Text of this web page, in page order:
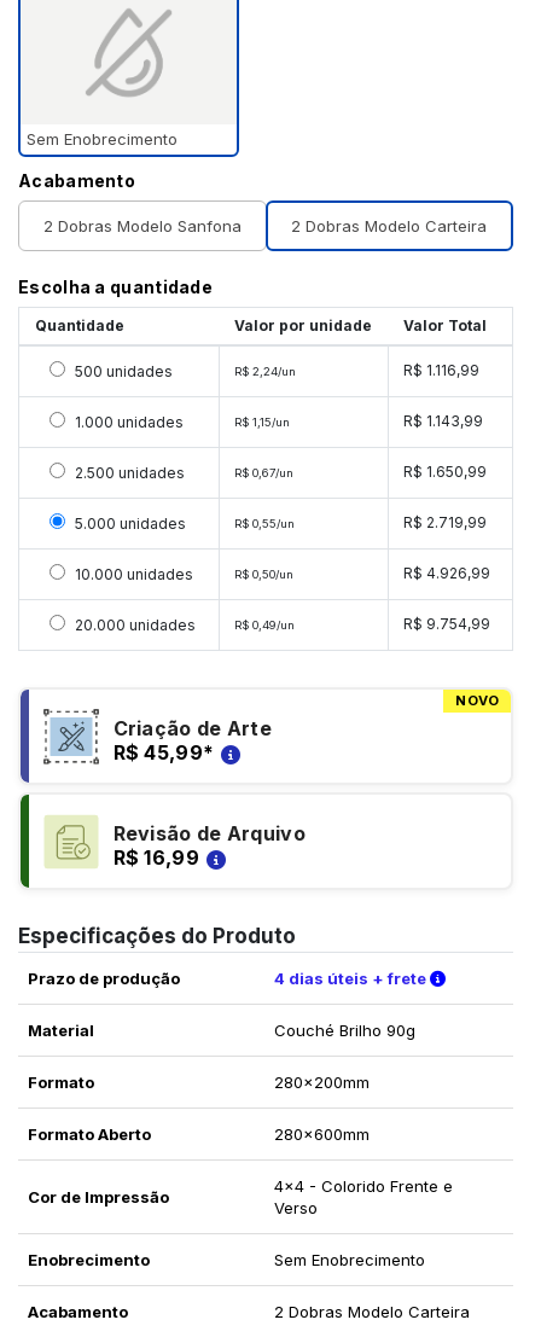
Sem Enobrecimento
Acabamento
2 Dobras Modelo Sanfona 2 Dobras Modelo Carteira
Escolha a quantidade
Quantidade Valor por unidade Valor Total
Selecionar 500 unidades
500 unidades R$ 2,24/un R$ 1.116,99
Selecionar 1000 unidades
1.000 unidades R$ 1,15/un R$ 1.143,99
Selecionar 2500 unidades
2.500 unidades R$ 0,67/un R$ 1.650,99
Selecionar 5000 unidades
5.000 unidades R$ 0,55/un R$ 2.719,99
Selecionar 10000 unidades
10.000 unidades R$ 0,50/un R$ 4.926,99
Selecionar 20000 unidades
20.000 unidades R$ 0,49/un R$ 9.754,99
NOVO
Criação de Arte
R$ 45,99*
Revisão de Arquivo
R$ 16,99
Especificações do Produto
Prazo de produção 4 dias úteis + frete Verifique
Material Couché Brilho 90g
Formato 280x200mm
Formato Aberto 280x600mm
Cor de Impressão
4x4 - Colorido Frente e
Verso
Enobrecimento Sem Enobrecimento
Acabamento 2 Dobras Modelo Carteira